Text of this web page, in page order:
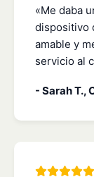
«Me daba
dispositivo
amable y
servicio al
- Sarah T.,